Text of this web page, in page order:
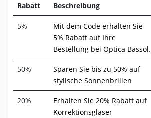
Rabatt Beschreibung
5%
Mit dem Code erhalten Sie
5% Rabatt auf Ihre
Bestellung bei Optica Bassol.
50%
Sparen Sie bis zu 50% auf
stylische Sonnenbrillen
20%
Erhalten Sie 20% Rabatt auf
Korrektionsgläser